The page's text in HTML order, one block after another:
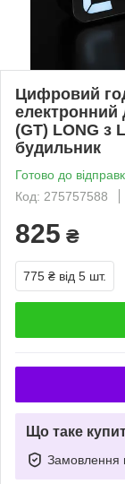
Цифровий
електронний
(GT) LONG з
будильник
Готово до
Код: 275757588
825 ₴
775 ₴ від 5 шт.
Що таке
Замовлення